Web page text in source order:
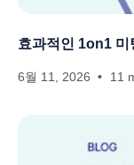
효과적인 1on1 미
6월 11, 2026 11